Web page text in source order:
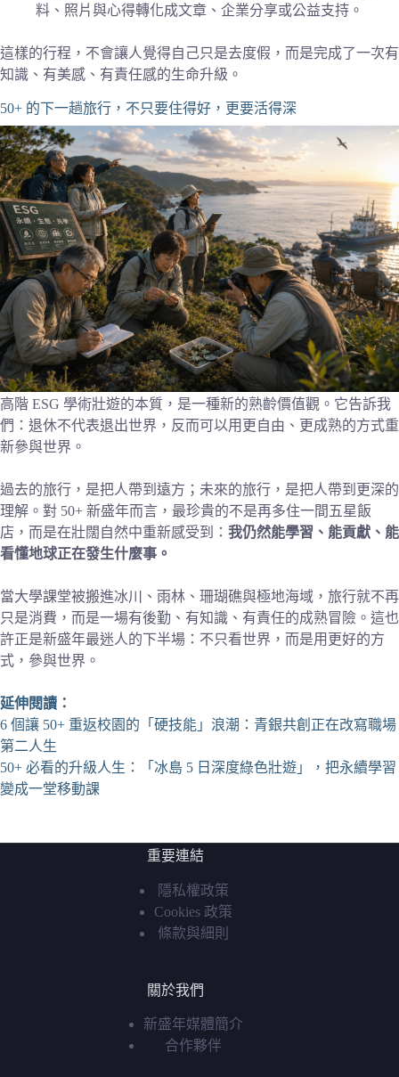
料、照片與心得轉化成文章、企業分享或公益支持。
這樣的行程，不會讓人覺得自己只是去度假，而是完成了一次有
知識、有美感、有責任感的生命升級。
50+ 的下一趟旅行，不只要住得好，更要活得深
高階 ESG 學術壯遊的本質，是一種新的熟齡價值觀。它告訴我
們：退休不代表退出世界，反而可以用更自由、更成熟的方式重
新參與世界。
過去的旅行，是把人帶到遠方；未來的旅行，是把人帶到更深的
理解。對 50+ 新盛年而言，最珍貴的不是再多住一間五星飯
店，而是在壯闊自然中重新感受到： 我仍然能學習、能貢獻、能
看懂地球正在發生什麼事。
當大學課堂被搬進冰川、雨林、珊瑚礁與極地海域，旅行就不再
只是消費，而是一場有後勤、有知識、有責任的成熟冒險。這也
許正是新盛年最迷人的下半場：不只看世界，而是用更好的方
式，參與世界。
延伸閱讀：
6 個讓 50+ 重返校園的「硬技能」浪潮：青銀共創正在改寫職場
第二人生
50+ 必看的升級人生：「冰島 5 日深度綠色壯遊」，把永續學習
變成一堂移動課
重要連結
隱私權政策
Cookies 政策
條款與細則
關於我們
新盛年媒體簡介
合作夥伴